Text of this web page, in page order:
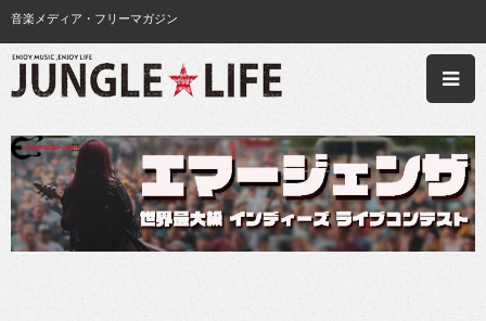
音楽メディア・フリーマガジン